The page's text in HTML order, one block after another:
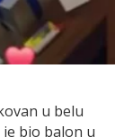
u belu
bio balon u